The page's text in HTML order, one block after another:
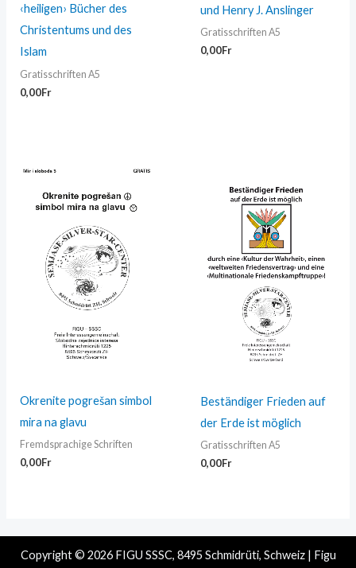
‹heiligen› Bücher des
Christentums und des
Islam
Gratisschriften A5
0,00Fr
und Henry J. Anslinger
Gratisschriften A5
0,00Fr
Okrenite pogrešan simbol
mira na glavu
Fremdsprachige Schriften
0,00Fr
Beständiger Frieden auf
der Erde ist möglich
Gratisschriften A5
0,00Fr
Copyright © 2026 FIGU SSSC, 8495 Schmidrüti, Schweiz | Figu